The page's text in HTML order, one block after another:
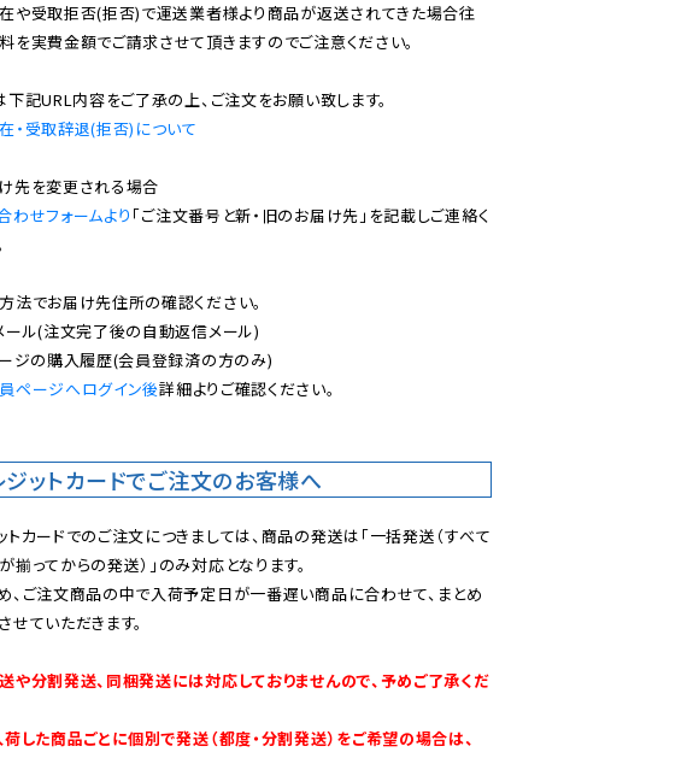
や受取拒否(拒否)で運送業者様より商品が返送されてきた場合往
を実費金額でご請求させて頂きますのでご注意ください。
・受取辞退(拒否)について
わせフォームより 「ご注文番号と新・旧のお届け先」を記載しご連絡く
法でお届け先住所の確認ください。
ール(注文完了後の自動返信メール)
ージの購入履歴(会員登録済の方のみ)
ページへログイン後詳細よりご確認ください。
ジットカードでご注文のお客様へ
トカードでのご注文につきましては、商品の発送は「一括発送（すべて
揃ってからの発送）」のみ対応となります。
、ご注文商品の中で入荷予定日が一番遅い商品に合わせて、まとめ
せていただきます。
や分割発送、同梱発送には対応しておりませんので、予めご了承くだ
荷した商品ごとに個別で発送（都度・分割発送）をご希望の場合は、